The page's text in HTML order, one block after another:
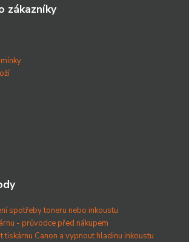
zákazníky
spotřeby toneru nebo inkoustu
- průvodce před nákupem
tiskárnu Canon a vypnout hladinu inkoustu